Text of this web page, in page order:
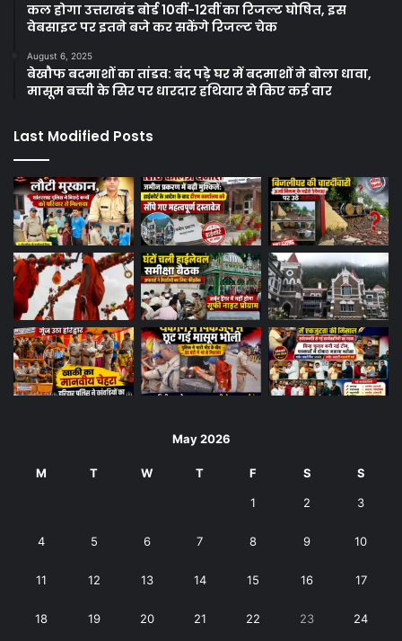
कल होगा उत्तराखंड बोर्ड 10वीं-12वीं का रिजल्ट घोषित, इस
वेबसाइट पर इतने बजे कर सकेंगे रिजल्ट चेक
August 6, 2025
बेखौफ बदमाशों का तांडव: बंद पड़े घर में बदमाशों ने बोला धावा,
मासूम बच्ची के सिर पर धारदार हथियार से किए कई वार
Last Modified Posts
May 2026
M T W T F S S
1 2 3
4 5 6 7 8 9 10
11 12 13 14 15 16 17
18 19 20 21 22 23 24